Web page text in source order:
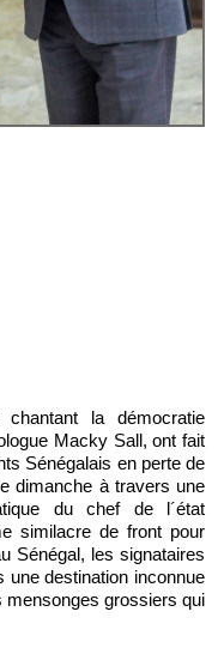
Macky Sall, ont fait
Sénégalais en perte de
dimanche à travers une
du chef de l´état
similacre de front pour
Sénégal, les signataires
une destination inconnue
mensonges grossiers qui